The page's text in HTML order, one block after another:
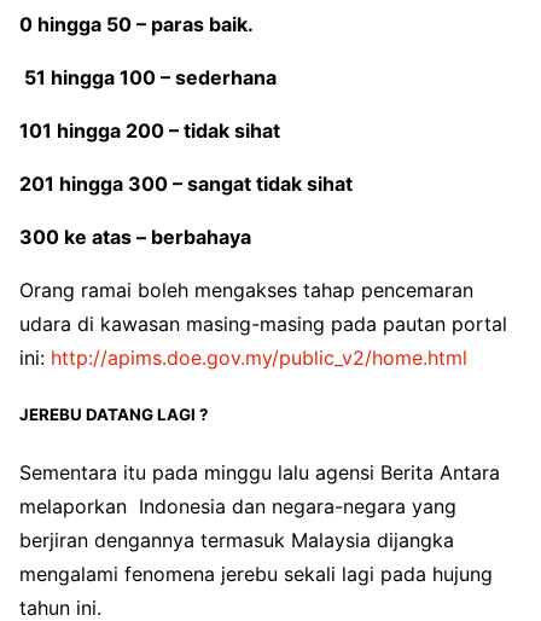
0 hingga 50 – paras baik.
51 hingga 100 – sederhana
101 hingga 200 – tidak sihat
201 hingga 300 – sangat tidak sihat
300 ke atas – berbahaya
Orang ramai boleh mengakses tahap pencemaran
udara di kawasan masing-masing pada pautan portal
ini: http://apims.doe.gov.my/public_v2/home.html
JEREBU DATANG LAGI ?
Sementara itu pada minggu lalu agensi Berita Antara
melaporkan Indonesia dan negara-negara yang
berjiran dengannya termasuk Malaysia dijangka
mengalami fenomena jerebu sekali lagi pada hujung
tahun ini.